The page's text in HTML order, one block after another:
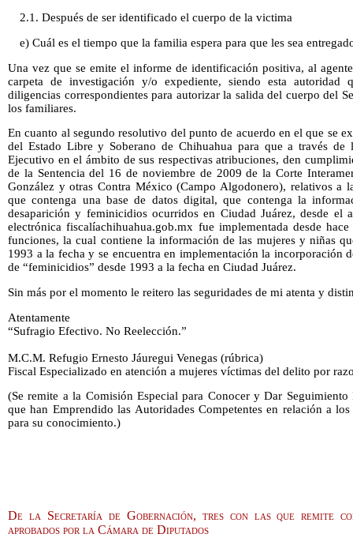
2.1. Después de ser identificado el cuerpo de la victima
e) Cuál es el tiempo que la familia espera para que les sea
Una vez que se emite el informe de identificación positiva, al
carpeta de investigación y/o expediente, siendo esta autoridad
diligencias correspondientes para autorizar la salida del cuerpo del
los familiares.
En cuanto al segundo resolutivo del punto de acuerdo en el que se
del Estado Libre y Soberano de Chihuahua para que a través de
Ejecutivo en el ámbito de sus respectivas atribuciones, den
de la Sentencia del 16 de noviembre de 2009 de la Corte
González y otras Contra México (Campo Algodonero), relativos a
que contenga una base de datos digital, que contenga la
desaparición y feminicidios ocurridos en Ciudad Juárez, desde
electrónica fiscalíachihuahua.gob.mx fue implementada desde
funciones, la cual contiene la información de las mujeres y niñas
1993 a la fecha y se encuentra en implementación la incorporación
de “feminicidios” desde 1993 a la fecha en Ciudad Juárez.
Sin más por el momento le reitero las seguridades de mi atenta y
Atentamente
“Sufragio Efectivo. No Reelección.”
M.C.M. Refugio Ernesto Jáuregui Venegas (rúbrica)
Fiscal Especializado en atención a mujeres víctimas del delito por
(Se remite a la Comisión Especial para Conocer y Dar
que han Emprendido las Autoridades Competentes en relación a
para su conocimiento.)
De la Secretaría de Gobernación, tres con las que remite
aprobados por la Cámara de Diputados